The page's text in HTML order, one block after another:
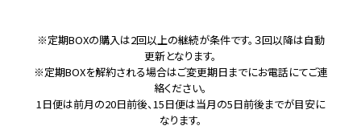
※定期BOXの購入は2回以上の継続が条件です。３回以降は自動
更新となります。
※定期BOXを解約される場合はご変更期日までにお電話にてご連
絡ください。
1日便は前月の20日前後、15日便は当月の5日前後までが目安に
なります。